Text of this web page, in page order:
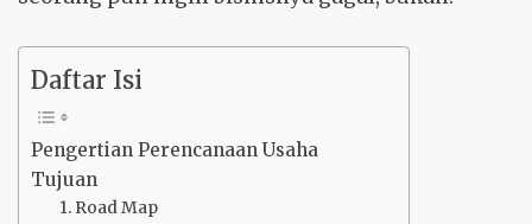
Daftar Isi
Pengertian Perencanaan Usaha
Tujuan
1. Road Map